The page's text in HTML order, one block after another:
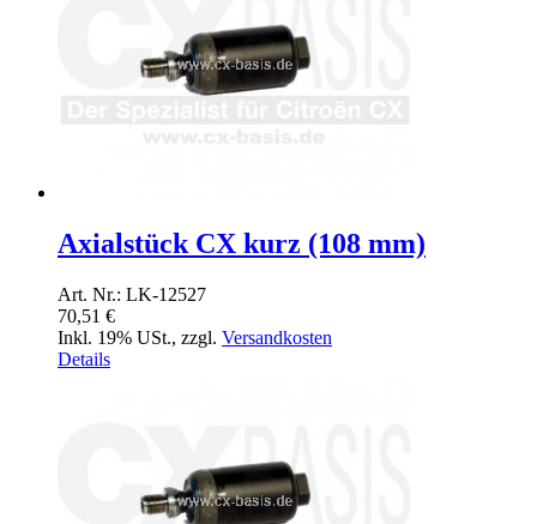
Axialstück CX kurz (108 mm)
Art. Nr.: LK-12527
70,51 €
Inkl. 19% USt., zzgl. Versandkosten
Details